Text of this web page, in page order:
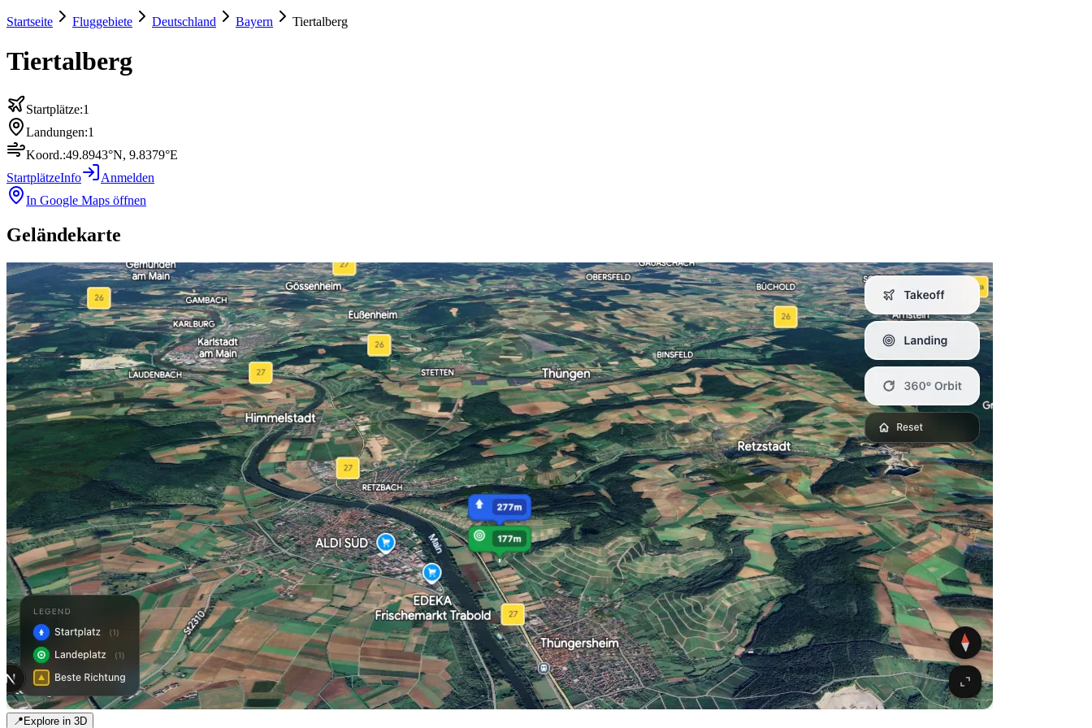
Startseite Fluggebiete Deutschland Bayern Tiertalberg
Tiertalberg
Startplätze:1
Landungen:1
Koord.:49.8943°N, 9.8379°E
StartplätzeInfo
Anmelden
In Google Maps öffnen
Geländekarte
📍Explore in 3D